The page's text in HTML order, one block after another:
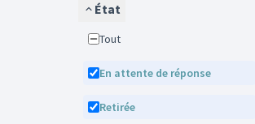
État
Tout
En attente de réponse
Retirée